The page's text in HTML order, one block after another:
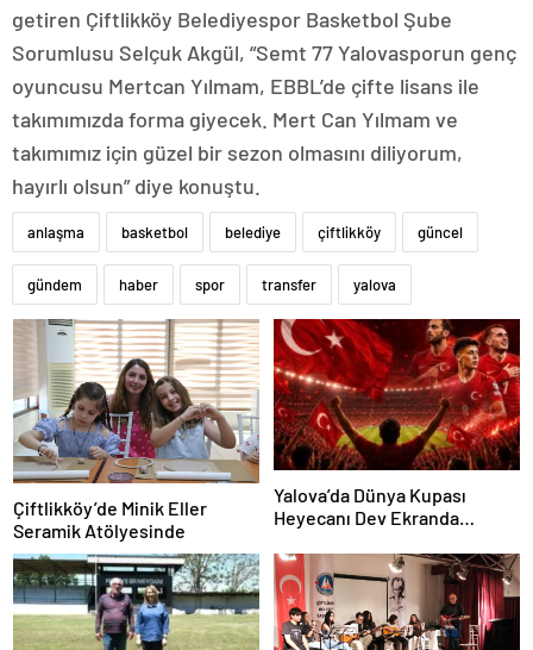
getiren Çiftlikköy Belediyespor Basketbol Şube
Sorumlusu Selçuk Akgül, “Semt 77 Yalovasporun genç
oyuncusu Mertcan Yılmam, EBBL’de çifte lisans ile
takımımızda forma giyecek. Mert Can Yılmam ve
takımımız için güzel bir sezon olmasını diliyorum,
hayırlı olsun” diye konuştu.
anlaşma basketbol belediye çiftlikköy güncel
gündem haber spor transfer yalova
Çiftlikköy’de Minik Eller
Seramik Atölyesinde
Yalova’da Dünya Kupası
Heyecanı Dev Ekranda